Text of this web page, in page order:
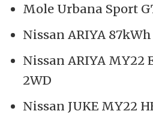
Mole Urbana Sport
Nissan ARIYA 87kWh
Nissan ARIYA MY22
2WD
Nissan JUKE MY22